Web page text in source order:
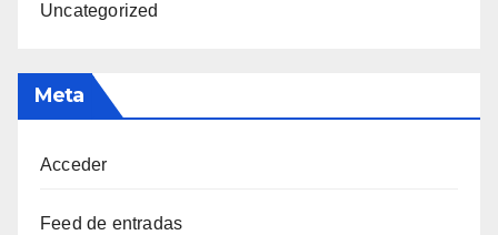
Uncategorized
Meta
Acceder
Feed de entradas